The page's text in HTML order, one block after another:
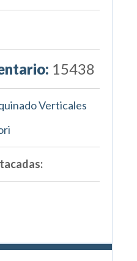
15438
Verticales